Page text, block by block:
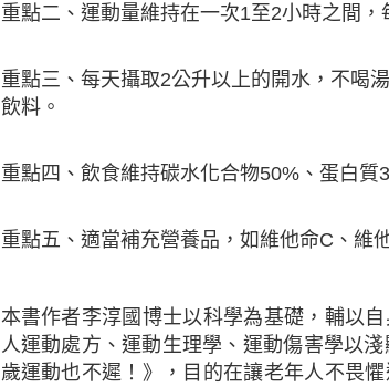
重點二、運動量維持在一次1至2小時之間，
重點三、每天攝取2公升以上的開水，不喝
飲料。
重點四、飲食維持碳水化合物50%、蛋白質
重點五、適當補充營養品，如維他命C、維
本書作者李淳國博士以科學為基礎，輔以
人運動處方、運動生理學、運動傷害學以
歲運動也不遲！》，目的在讓老年人不畏